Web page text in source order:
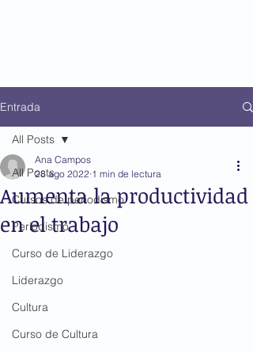
Entrada
All Posts
Cursos de periodismo
Periodismo
Curso de Liderazgo
Liderazgo
Cultura
Curso de Cultura
All Posts
Aumenta la productividad
en el trabajo
Ana Campos
28 ago 2022 1 min de lectura